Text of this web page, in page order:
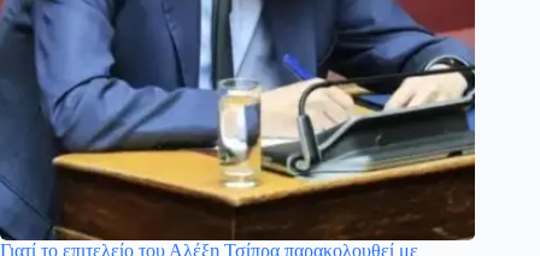
Γιατί το επιτελείο του Αλέξη Τσίπρα παρακολουθεί με